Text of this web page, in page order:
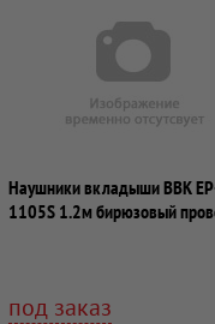
Наушники вкладыши BBK
1105S 1.2м бирюзовый
под заказ